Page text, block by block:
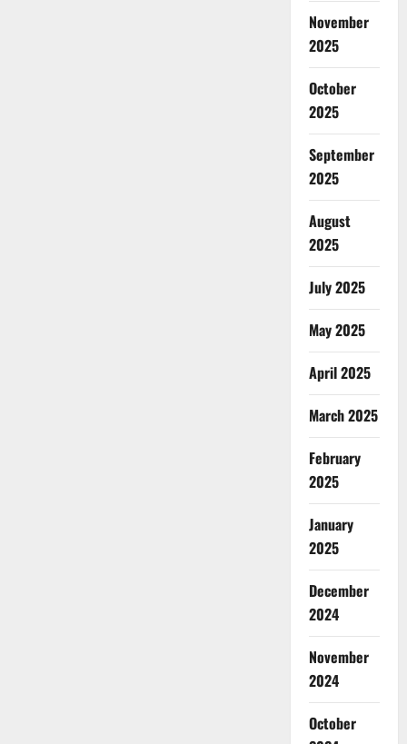
November
2025
October
2025
September
2025
August
2025
July 2025
May 2025
April 2025
March 2025
February
2025
January
2025
December
2024
November
2024
October